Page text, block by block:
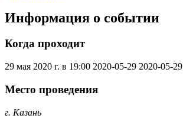
Информация о событии
Когда проходит
29 мая 2020 г. в 19:00 2020-05-29 2020-05-29
Место проведения
г. Казань